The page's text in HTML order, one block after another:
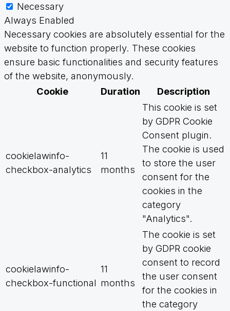
Necessary
Always Enabled
Necessary cookies are absolutely essential for the
website to function properly. These cookies
ensure basic functionalities and security features
of the website, anonymously.
Cookie
Duration Description
cookielawinfo-
checkbox-analytics
11
months
This cookie is set
by GDPR Cookie
Consent plugin.
The cookie is used
to store the user
consent for the
cookies in the
category
"Analytics".
cookielawinfo-
checkbox-functional
11
months
The cookie is set
by GDPR cookie
consent to record
the user consent
for the cookies in
the category